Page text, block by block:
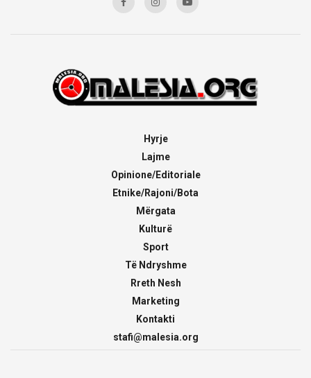
Hyrje
Lajme
Opinione/Editoriale
Etnike/Rajoni/Bota
Mërgata
Kulturë
Sport
Të Ndryshme
Rreth Nesh
Marketing
Kontakti
stafi@malesia.org